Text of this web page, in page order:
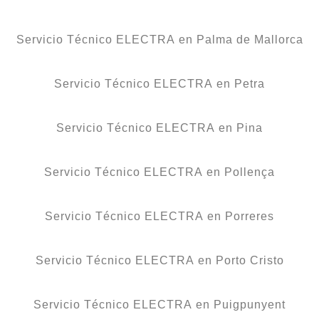
Servicio Técnico ELECTRA en Palma de Mallorca
Servicio Técnico ELECTRA en Petra
Servicio Técnico ELECTRA en Pina
Servicio Técnico ELECTRA en Pollença
Servicio Técnico ELECTRA en Porreres
Servicio Técnico ELECTRA en Porto Cristo
Servicio Técnico ELECTRA en Puigpunyent